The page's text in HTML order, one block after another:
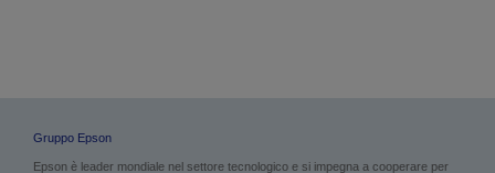
Gruppo Epson